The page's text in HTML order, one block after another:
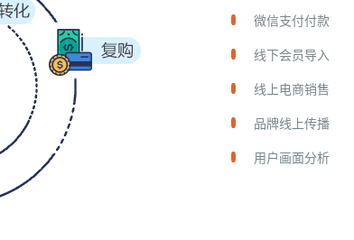
微信支付付款
线下会员导入
线上电商销售
品牌线上传播
用户画面分析